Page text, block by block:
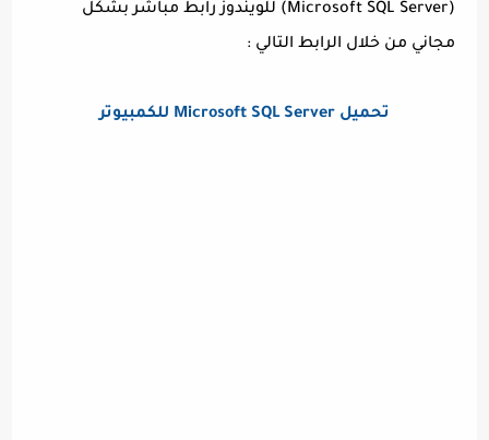
(Microsoft SQL Server) للويندوز رابط مباشر بشكل
مجاني من خلال الرابط التالي :
تحميل Microsoft SQL Server للكمبيوتر